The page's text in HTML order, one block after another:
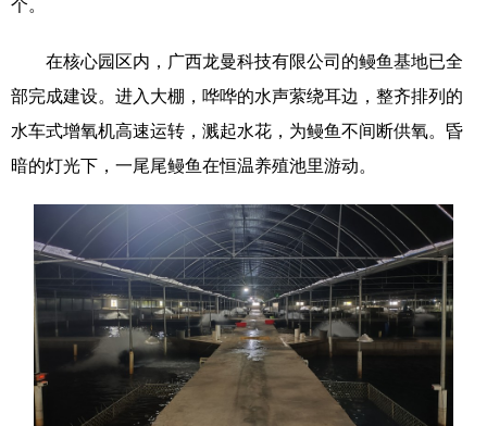
在核心园区内，广西龙曼科技有限公司的鳗鱼基地已全
部完成建设。进入大棚，哗哗的水声萦绕耳边，整齐排列的
水车式增氧机高速运转，溅起水花，为鳗鱼不间断供氧。昏
暗的灯光下，一尾尾鳗鱼在恒温养殖池里游动。